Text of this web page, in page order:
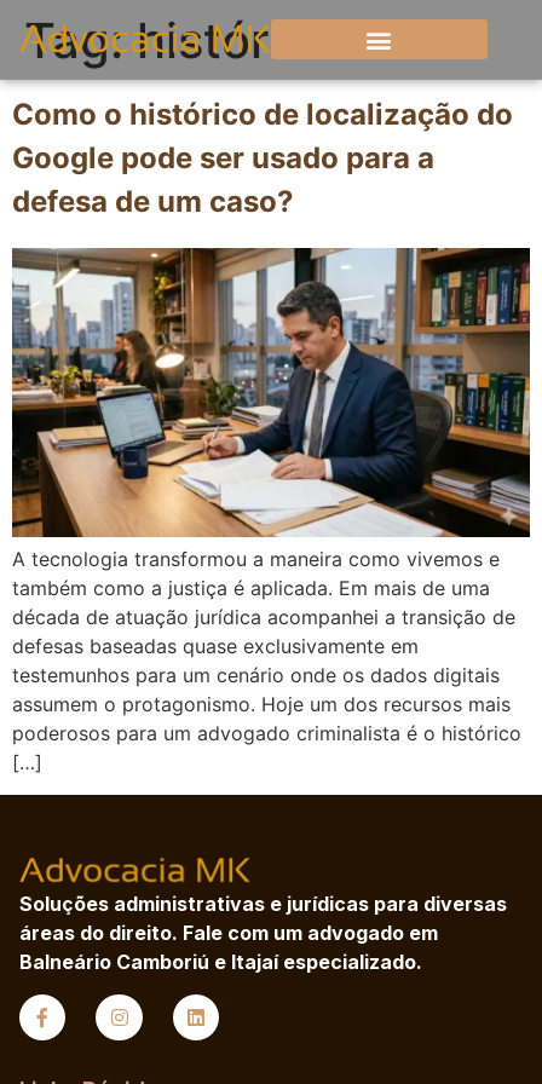
Tag:histórico
Como o histórico de localização do
Google pode ser usado para a
defesa de um caso?
A tecnologia transformou a maneira como vivemos e
também como a justiça é aplicada. Em mais de uma
década de atuação jurídica acompanhei a transição de
defesas baseadas quase exclusivamente em
testemunhos para um cenário onde os dados digitais
assumem o protagonismo. Hoje um dos recursos mais
poderosos para um advogado criminalista é o histórico
[…]
Soluções administrativas e jurídicas para diversas
áreas do direito. Fale com um advogado em
Balneário Camboriú e Itajaí especializado.